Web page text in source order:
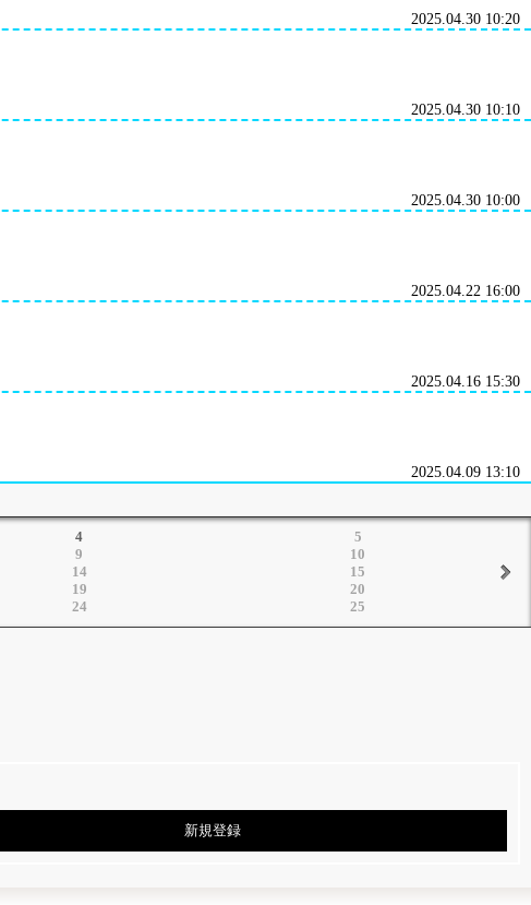
2025.04.30 10:20
2025.04.30 10:10
2025.04.30 10:00
2025.04.22 16:00
2025.04.16 15:30
2025.04.09 13:10
4
5
9
10
14
15
19
20
24 25
新規登録